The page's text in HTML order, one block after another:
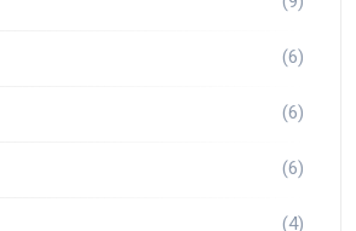
(6)
(6)
(6)
(4)